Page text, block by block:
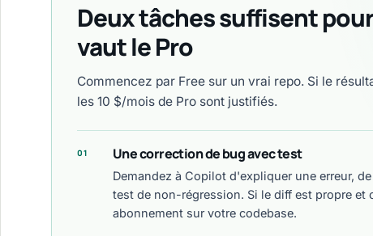
Deux tâches suffisent
vaut le Pro
Commencez par Free sur un vrai repo. Si le
les 10 $/mois de Pro sont justifiés.
01 Une correction de bug avec test
Demandez à Copilot d'expliquer une erreur,
test de non-régression. Si le diff est propre
abonnement sur votre codebase.